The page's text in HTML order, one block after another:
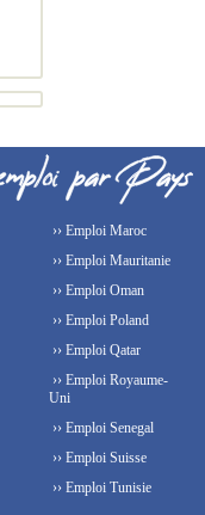
›› Emploi Maroc
›› Emploi Mauritanie
›› Emploi Oman
›› Emploi Poland
›› Emploi Qatar
›› Emploi Royaume-
Uni
›› Emploi Senegal
›› Emploi Suisse
›› Emploi Tunisie